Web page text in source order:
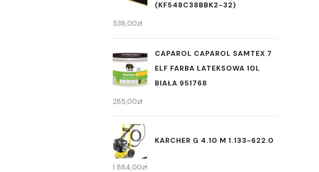
(KF548C38BBK2-32)
538,00zł
CAPAROL CAPAROL SAMTEX 7
ELF FARBA LATEKSOWA 10L
BIAŁA 951768
285,00zł
KARCHER G 4.10 M 1.133-622.0
1 884,00zł